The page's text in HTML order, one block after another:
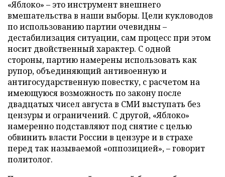
«Яблоко» – это инструмент внешнего
вмешательства в наши выборы. Цели кукловодов
по использованию партии очевидны –
дестабилизация ситуации, сам процесс при этом
носит двойственный характер. С одной
стороны, партию намерены использовать как
рупор, объединяющий антивоенную и
антигосударственную повестку, с расчетом на
имеющуюся возможность по закону после
двадцатых чисел августа в СМИ выступать без
цензуры и ограничений. С другой, «Яблоко»
намеренно подставляют под снятие с целью
обвинить власти России в цензуре и в страхе
перед так называемой «оппозицией», – говорит
политолог.